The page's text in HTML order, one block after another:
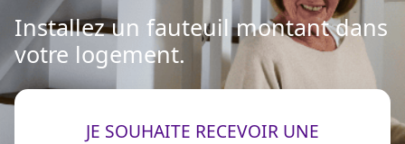
Installez un fauteuil montant dans
votre logement.
JE SOUHAITE RECEVOIR UNE